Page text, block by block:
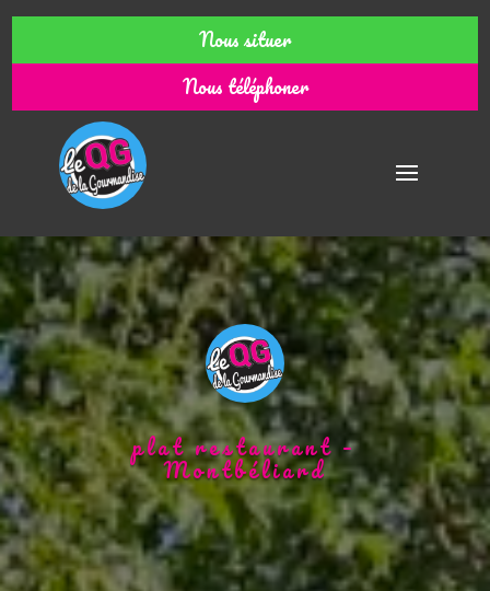
Nous situer
Nous téléphoner
plat restaurant –
Montbéliard